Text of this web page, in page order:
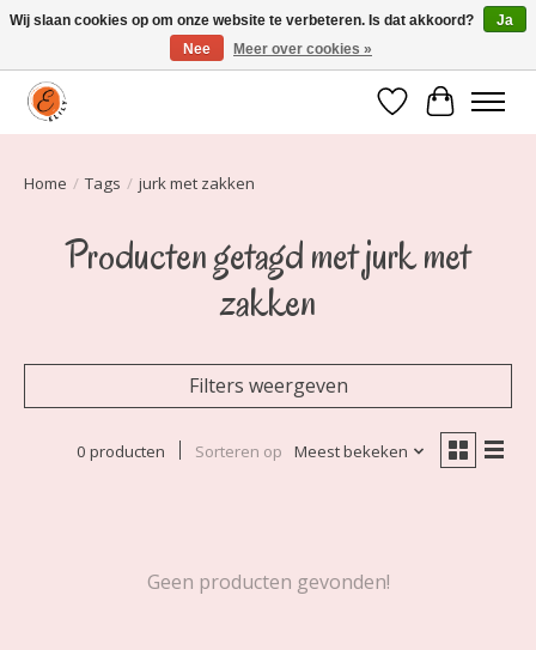
Elily is er om jou te laten stralen! Mode vanaf maat 34 t/m 54
Verlanglijst
Home / Tags / jurk met zakken
Producten getagd met jurk met
zakken
Filters weergeven
0 producten Sorteren op Meest bekeken
Geen producten gevonden!
Wij slaan cookies op om onze website te verbeteren. Is dat akkoord?
Ja
Nee
Meer over cookies »